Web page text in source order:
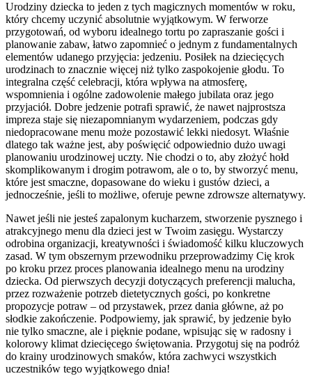
Urodziny dziecka to jeden z tych magicznych momentów w roku,
który chcemy uczynić absolutnie wyjątkowym. W ferworze
przygotowań, od wyboru idealnego tortu po zapraszanie gości i
planowanie zabaw, łatwo zapomnieć o jednym z fundamentalnych
elementów udanego przyjęcia: jedzeniu. Posiłek na dziecięcych
urodzinach to znacznie więcej niż tylko zaspokojenie głodu. To
integralna część celebracji, która wpływa na atmosferę,
wspomnienia i ogólne zadowolenie małego jubilata oraz jego
przyjaciół. Dobre jedzenie potrafi sprawić, że nawet najprostsza
impreza staje się niezapomnianym wydarzeniem, podczas gdy
niedopracowane menu może pozostawić lekki niedosyt. Właśnie
dlatego tak ważne jest, aby poświęcić odpowiednio dużo uwagi
planowaniu urodzinowej uczty. Nie chodzi o to, aby złożyć hołd
skomplikowanym i drogim potrawom, ale o to, by stworzyć menu,
które jest smaczne, dopasowane do wieku i gustów dzieci, a
jednocześnie, jeśli to możliwe, oferuje pewne zdrowsze alternatywy.
Nawet jeśli nie jesteś zapalonym kucharzem, stworzenie pysznego i
atrakcyjnego menu dla dzieci jest w Twoim zasięgu. Wystarczy
odrobina organizacji, kreatywności i świadomość kilku kluczowych
zasad. W tym obszernym przewodniku przeprowadzimy Cię krok
po kroku przez proces planowania idealnego menu na urodziny
dziecka. Od pierwszych decyzji dotyczących preferencji malucha,
przez rozważenie potrzeb dietetycznych gości, po konkretne
propozycje potraw – od przystawek, przez dania główne, aż po
słodkie zakończenie. Podpowiemy, jak sprawić, by jedzenie było
nie tylko smaczne, ale i pięknie podane, wpisując się w radosny i
kolorowy klimat dziecięcego świętowania. Przygotuj się na podróż
do krainy urodzinowych smaków, która zachwyci wszystkich
uczestników tego wyjątkowego dnia!